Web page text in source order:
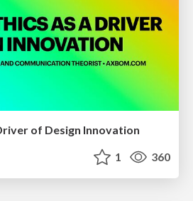
of Design Innovation
1 360